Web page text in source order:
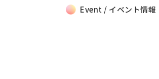
Event / イベント情報